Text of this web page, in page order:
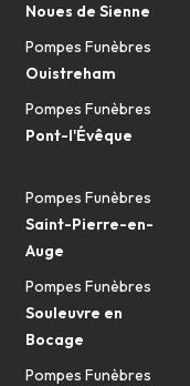
Noues de Sienne
Pompes Funèbres
Ouistreham
Pompes Funèbres
Pont-l'Évêque
Pompes Funèbres
Saint-Pierre-en-
Auge
Pompes Funèbres
Souleuvre en
Bocage
Pompes Funèbres